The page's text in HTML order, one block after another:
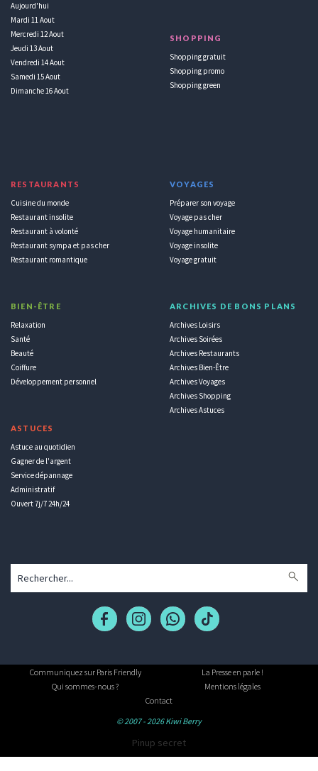
Aujourd'hui
Mardi 11 Aout
Mercredi 12 Aout
Jeudi 13 Aout
Vendredi 14 Aout
Samedi 15 Aout
Dimanche 16 Aout
SHOPPING
Shopping gratuit
Shopping promo
Shopping green
RESTAURANTS
Cuisine du monde
Restaurant insolite
Restaurant à volonté
Restaurant sympa et pas cher
Restaurant romantique
BIEN-ÊTRE
Relaxation
Santé
Beauté
Coiffure
Développement personnel
ASTUCES
Astuce au quotidien
Gagner de l'argent
Service dépannage
Administratif
Ouvert 7j/7 24h/24
VOYAGES
Préparer son voyage
Voyage pas cher
Voyage humanitaire
Voyage insolite
Voyage gratuit
ARCHIVES DE BONS PLANS
Archives Loisirs
Archives Soirées
Archives Restaurants
Archives Bien-Être
Archives Voyages
Archives Shopping
Archives Astuces
Communiquez sur Paris Friendly
La Presse en parle !
Qui sommes-nous ?
Mentions légales
Contact
© 2007 - 2026 Kiwi Berry
Pinup secret